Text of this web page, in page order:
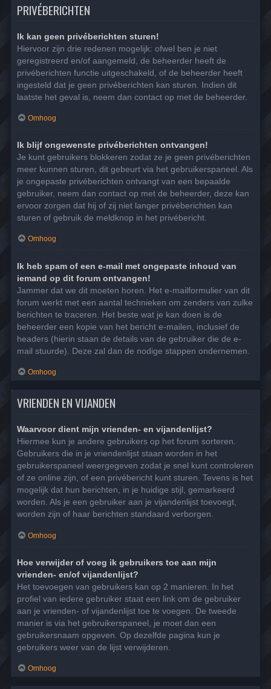
PRIVÉBERICHTEN
Ik kan geen privéberichten sturen!
Hiervoor zijn drie redenen mogelijk: ofwel ben je niet
geregistreerd en/of aangemeld, de beheerder heeft de
privéberichten functie uitgeschakeld, of de beheerder heeft
ingesteld dat je geen privéberichten kan sturen. Indien dit
laatste het geval is, neem dan contact op met de beheerder.
Omhoog
Ik blijf ongewenste privéberichten ontvangen!
Je kunt gebruikers blokkeren zodat ze je geen privéberichten
meer kunnen sturen, dit gebeurt via het gebruikerspaneel. Als
je ongepaste privéberichten ontvangt van een bepaalde
gebruiker, neem dan contact op met de beheerder, deze kan
ervoor zorgen dat hij of zij niet langer privéberichten kan
sturen of gebruik de meldknop in het privébericht.
Omhoog
Ik heb spam of een e-mail met ongepaste inhoud van
iemand op dit forum ontvangen!
Jammer dat we dit moeten horen. Het e-mailformulier van dit
forum werkt met een aantal technieken om zenders van zulke
berichten te traceren. Het beste wat je kan doen is de
beheerder een kopie van het bericht e-mailen, inclusief de
headers (hierin staan de details van de gebruiker die de e-
mail stuurde). Deze zal dan de nodige stappen ondernemen.
Omhoog
VRIENDEN EN VIJANDEN
Waarvoor dient mijn vrienden- en vijandenlijst?
Hiermee kun je andere gebruikers op het forum sorteren.
Gebruikers die in je vriendenlijst staan worden in het
gebruikerspaneel weergegeven zodat je snel kunt controleren
of ze online zijn, of een privébericht kunt sturen. Tevens is het
mogelijk dat hun berichten, in je huidige stijl, gemarkeerd
worden. Als je een gebruiker aan je vijandenlijst toevoegt,
worden zijn of haar berichten standaard verborgen.
Omhoog
Hoe verwijder of voeg ik gebruikers toe aan mijn
vrienden- en/of vijandenlijst?
Het toevoegen van gebruikers kan op 2 manieren. In het
profiel van iedere gebruiker staat een link om de gebruiker
aan je vrienden- of vijandenlijst toe te voegen. De tweede
manier is via het gebruikerspaneel, je moet dan een
gebruikersnaam opgeven. Op dezelfde pagina kun je
gebruikers weer van de lijst verwijderen.
Omhoog